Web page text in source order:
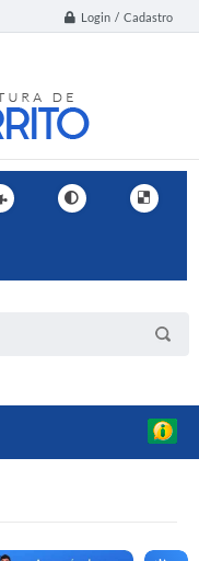
Login / Cadastro